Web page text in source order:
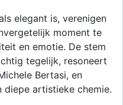
elegant is, verenigen
moment te
en emotie. De stem
tegelijk, resoneert
Bertasi, en
diepe artistieke chemie.